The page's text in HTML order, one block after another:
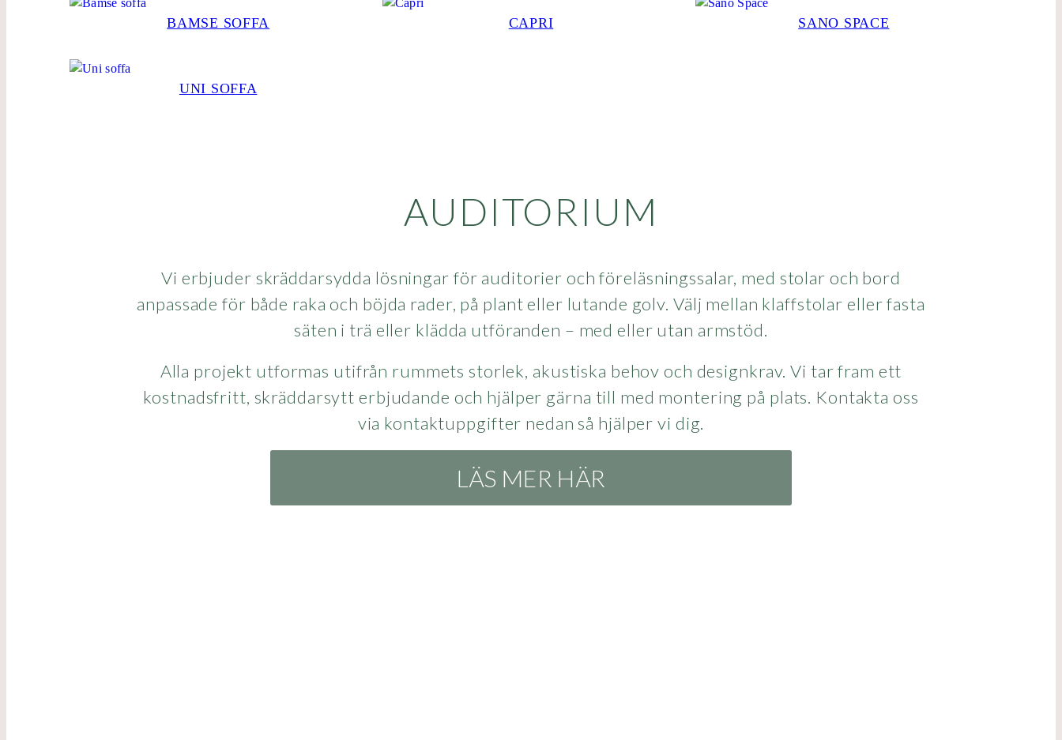
BAMSE SOFFA CAPRI SANO SPACE
UNI SOFFA
AUDITORIUM
Vi erbjuder skräddarsydda lösningar för auditorier och föreläsningssalar, med stolar och bord
anpassade för både raka och böjda rader, på plant eller lutande golv. Välj mellan klaffstolar eller fasta
säten i trä eller klädda utföranden – med eller utan armstöd.
Alla projekt utformas utifrån rummets storlek, akustiska behov och designkrav. Vi tar fram ett
kostnadsfritt, skräddarsytt erbjudande och hjälper gärna till med montering på plats. Kontakta oss
via kontaktuppgifter nedan så hjälper vi dig.
LÄS MER HÄR